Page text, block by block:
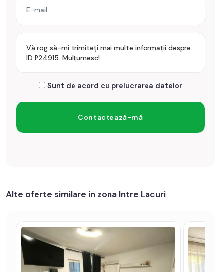
Sunt de acord cu prelucrarea datelor
Alte oferte similare in zona Intre Lacuri